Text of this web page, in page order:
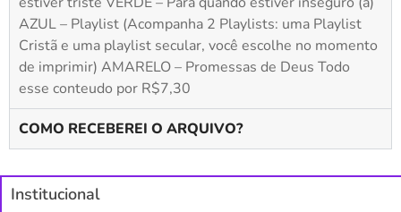
AZUL – Playlist (Acompanha 2 Playlists: uma Playlist
Cristã e uma playlist secular, você escolhe no momento
de imprimir) AMARELO – Promessas de Deus Todo
esse conteudo por R$7,30
COMO RECEBEREI O ARQUIVO?
Institucional